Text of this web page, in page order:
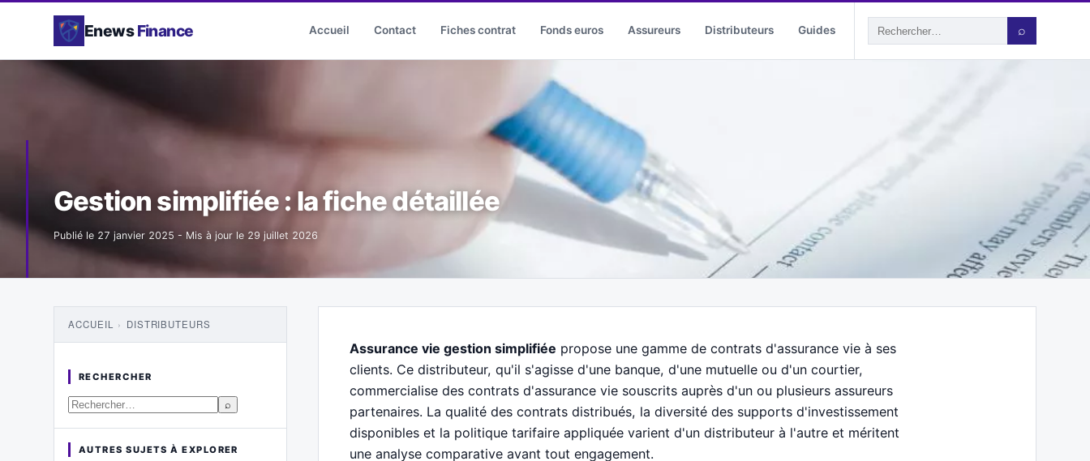
Enews Finance Accueil Contact Fiches contrat Fonds euros Assureurs Distributeurs Guides ⌕
Gestion simplifiée : la fiche détaillée
Publié le 27 janvier 2025 - Mis à jour le 29 juillet 2026
Assurance vie gestion simplifiée propose une gamme de contrats d'assurance vie à ses
clients. Ce distributeur, qu'il s'agisse d'une banque, d'une mutuelle ou d'un courtier,
commercialise des contrats d'assurance vie souscrits auprès d'un ou plusieurs assureurs
partenaires. La qualité des contrats distribués, la diversité des supports d'investissement
disponibles et la politique tarifaire appliquée varient d'un distributeur à l'autre et méritent
une analyse comparative avant tout engagement.
ACCUEIL › DISTRIBUTEURS
RECHERCHER
⌕
AUTRES SUJETS À EXPLORER